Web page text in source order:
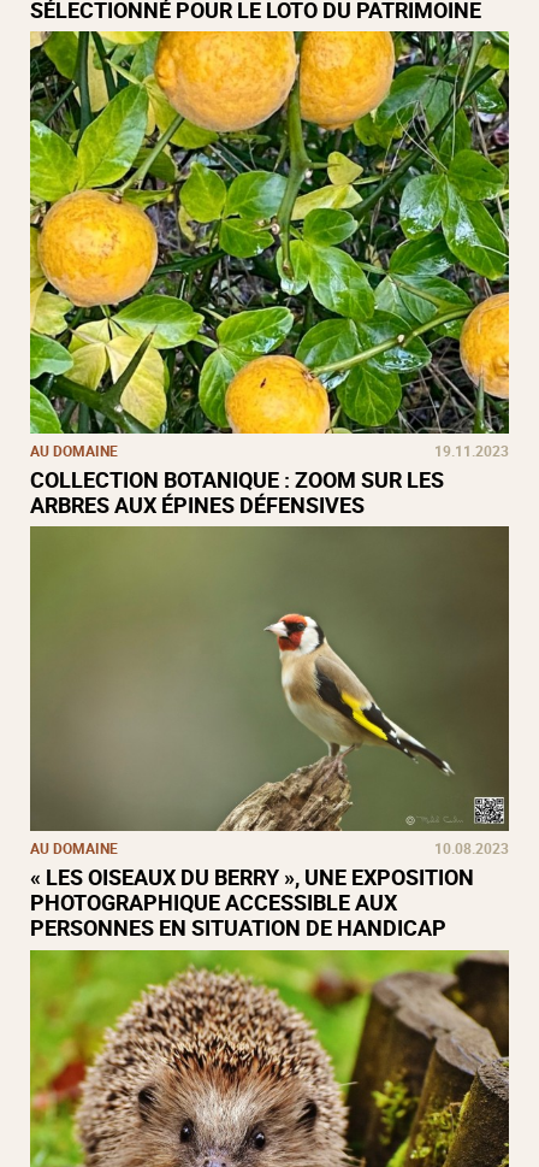
SÉLECTIONNÉ POUR LE LOTO DU PATRIMOINE
AU DOMAINE 19.11.2023
COLLECTION BOTANIQUE : ZOOM SUR LES
ARBRES AUX ÉPINES DÉFENSIVES
AU DOMAINE 10.08.2023
« LES OISEAUX DU BERRY », UNE EXPOSITION
PHOTOGRAPHIQUE ACCESSIBLE AUX
PERSONNES EN SITUATION DE HANDICAP